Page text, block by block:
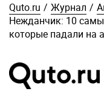
Quto.ru / Журнал /
Нежданчик: 10
которые падали на